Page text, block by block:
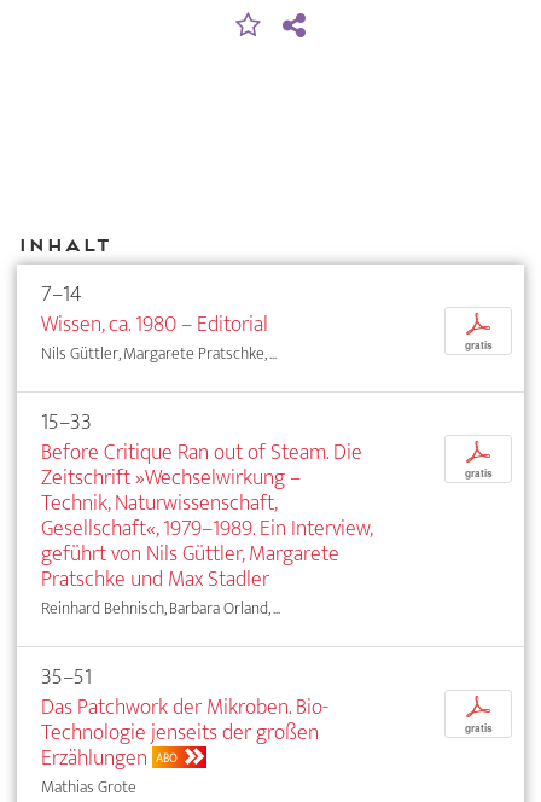
Inhalt
7–14
Wissen, ca. 1980 – Editorial
Nils Güttler, Margarete Pratschke, ...
p
gratis
15–33
Before Critique Ran out of Steam. Die
Zeitschrift »Wechselwirkung –
Technik, Naturwissenschaft,
Gesellschaft«, 1979–1989. Ein Interview,
geführt von Nils Güttler, Margarete
Pratschke und Max Stadler
Reinhard Behnisch, Barbara Orland, ...
p
gratis
35–51
Das Patchwork der Mikroben. Bio-
Technologie jenseits der großen
Erzählungen ABO
Mathias Grote
p
gratis